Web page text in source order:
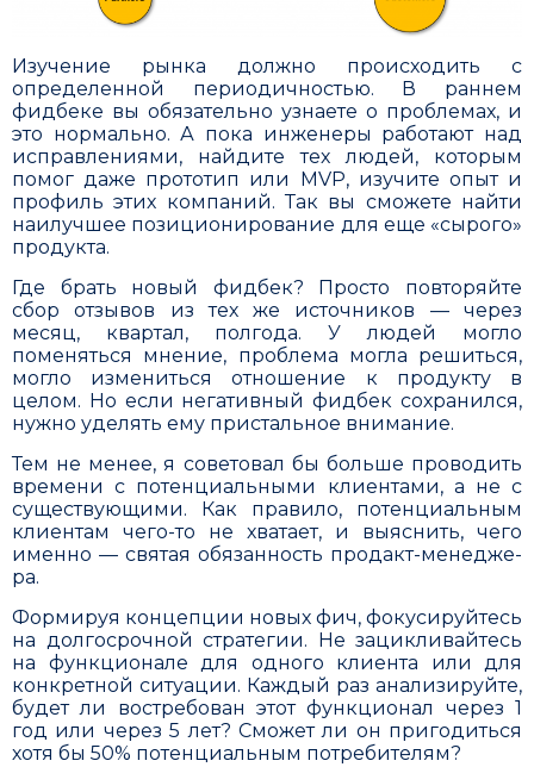
Изучение рынка должно происходить с
определенной периодичностью. В раннем
фидбеке вы обязательно узнаете о проблемах, и
это нормально. А пока инженеры работают над
исправлениями, найдите тех людей, которым
помог даже прототип или MVP, изучите опыт и
профиль этих компаний. Так вы сможете найти
наилучшее позиционирование для еще «сырого»
продукта.
Где брать новый фидбек? Просто повторяйте
сбор отзывов из тех же источников — через
месяц, квартал, полгода. У людей могло
поменяться мнение, проблема могла решиться,
могло изме­ниться отношение к продукту в
целом. Но если негативный фидбек сохранился,
нужно уделять ему пристальное внима­ние.
Тем не менее, я советовал бы больше проводить
времени с потенциальными клиентами, а не с
существующими. Как правило, потенциальным
кли­ентам чего-то не хватает, и выяснить, чего
именно — святая обязанность продакт-менедже­
ра.
Формируя концепции новых фич, фокусируйтесь
на долгосрочной стратегии. Не зацикливайтесь
на функционале для одного клиента или для
конкретной ситуации. Каждый раз анализируйте,
будет ли востребован этот функционал через 1
год или через 5 лет? Сможет ли он пригодиться
хотя бы 50% потенциальным потреби­телям?